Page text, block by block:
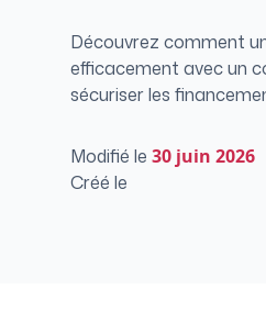
Découvrez comment
efficacement avec un
sécuriser les
Modifié le 30 juin 2026
Créé le